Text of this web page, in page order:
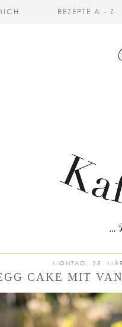
REZEPTE A - Z
MONTAG, 25.
CAKE MIT